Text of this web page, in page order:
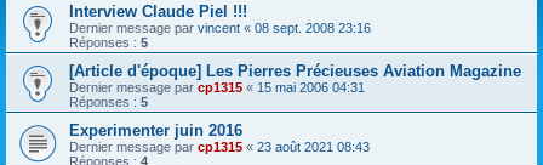
Interview Claude Piel !!!
Dernier message par vincent « 08 sept. 2008 23:16
Réponses : 5
[Article d'époque] Les Pierres Précieuses Aviation Magazine
Dernier message par cp1315 « 15 mai 2006 04:31
Réponses : 5
Experimenter juin 2016
Dernier message par cp1315 « 23 août 2021 08:43
Réponses : 4